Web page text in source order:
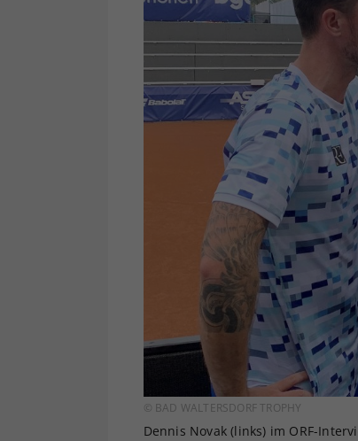
© BAD WALTERSDORF TROPHY
Dennis Novak (links) im ORF-